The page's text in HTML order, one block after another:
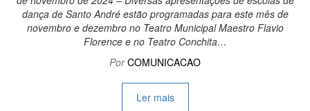
dança de Santo André estão programadas para este mês de
novembro e dezembro no Teatro Municipal Maestro Flavio
Florence e no Teatro Conchita…
Por COMUNICACAO
Ler mais